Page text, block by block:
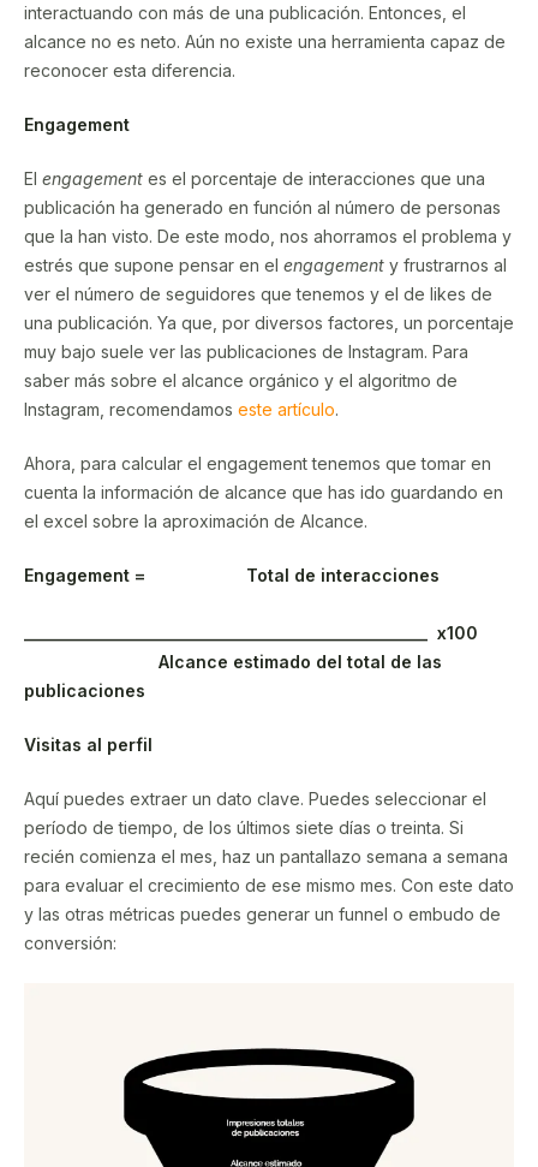
interactuando con más de una publicación. Entonces, el
alcance no es neto. Aún no existe una herramienta capaz de
reconocer esta diferencia.
Engagement
El engagement es el porcentaje de interacciones que una
publicación ha generado en función al número de personas
que la han visto. De este modo, nos ahorramos el problema y
estrés que supone pensar en el engagement y frustrarnos al
ver el número de seguidores que tenemos y el de likes de
una publicación. Ya que, por diversos factores, un porcentaje
muy bajo suele ver las publicaciones de Instagram. Para
saber más sobre el alcance orgánico y el algoritmo de
Instagram, recomendamos este artículo.
Ahora, para calcular el engagement tenemos que tomar en
cuenta la información de alcance que has ido guardando en
el excel sobre la aproximación de Alcance.
Engagement = Total de interacciones
________________________________________________ x100
Alcance estimado del total de las
publicaciones
Visitas al perfil
Aquí puedes extraer un dato clave. Puedes seleccionar el
período de tiempo, de los últimos siete días o treinta. Si
recién comienza el mes, haz un pantallazo semana a semana
para evaluar el crecimiento de ese mismo mes. Con este dato
y las otras métricas puedes generar un funnel o embudo de
conversión: